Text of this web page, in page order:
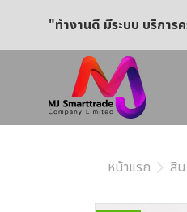
"ทำงานดี มีระบบ บริการ
หน้าแรก สิ